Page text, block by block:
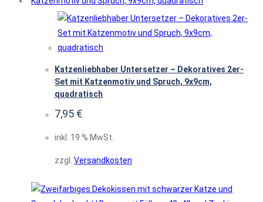
Katzenliebhaber Untersetzer – Dekoratives 2er-
Set mit Katzenmotiv und Spruch, 9x9cm,
quadratisch
7,95 €
inkl. 19 % MwSt.
zzgl. Versandkosten